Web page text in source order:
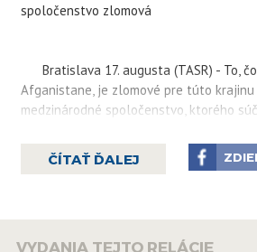
spoločenstvo zlomová
Bratislava 17. augusta (TASR) - To,
Afganistane, je zlomové pre túto
medzinárodné spoločenstvo, ktorého
Ivan Korčok.
"Súčasná situácia v Afganistane je
ČÍTAŤ ĎALEJ
VYDANIA TEJTO RELÁCIE